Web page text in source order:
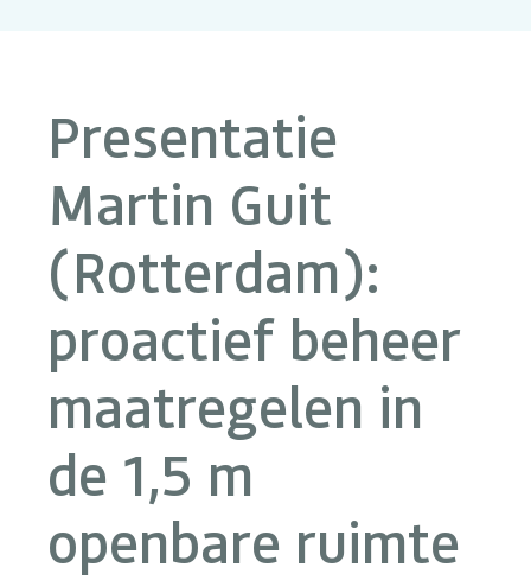
Presentatie
Martin Guit
(Rotterdam):
proactief beheer
maatregelen in
de 1,5 m
openbare ruimte